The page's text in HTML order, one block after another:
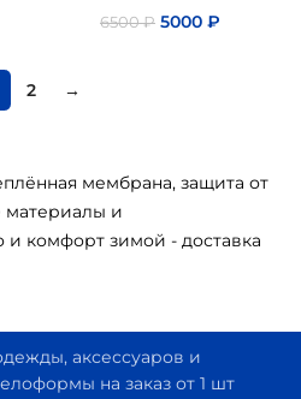
6500₽ 5000 ₽
2 →
мембрана, защита от
материалы и
и комфорт зимой - доставка
аксессуаров и
на заказ от 1 шт